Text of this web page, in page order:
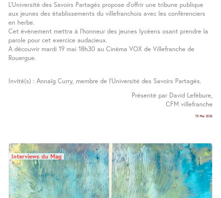
L’Université des Savoirs Partagés propose d’offrir une tribune publique
aux jeunes des établissements du villefranchois avec les conférenciers
en herbe.
Cet événement mettra à l’honneur des jeunes lycéens osant prendre la
parole pour cet exercice audacieux.
A découvrir mardi 19 mai 18h30 au Cinéma VOX de Villefranche de
Rouergue.
Invité(s) : Annaïg Curry, membre de l’Université des Savoirs Partagés.
Présenté par David Lefébure,
CFM villefranche
15 Mai 2026
Interviews du Mag